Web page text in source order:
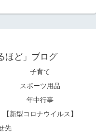
ほど」ブログ
子育て
スポーツ用品
年中行事
【新型コロナウイルス】
先